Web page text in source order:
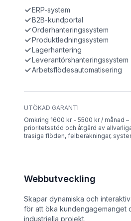
ERP-system
B2B-kundportal
Orderhanteringssystem
Produktledningssystem
Lagerhantering
Leverantörshanteringssystem
Arbetsflödesautomatisering
UTÖKAD GARANTI
Omkring 1600 kr - 5500 kr / månad
prioritetsstöd och åtgärd av
trasiga flöden, felberäkningar,
Webbutveckling
Skapar dynamiska och
för att öka kundengagemanget
industriella projekt.